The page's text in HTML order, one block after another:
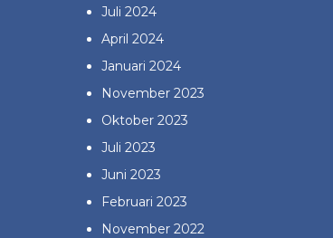
Juli 2024
April 2024
Januari 2024
November 2023
Oktober 2023
Juli 2023
Juni 2023
Februari 2023
November 2022